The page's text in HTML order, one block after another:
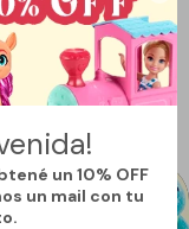
un 10% OFF
un mail con tu
Peppa pig